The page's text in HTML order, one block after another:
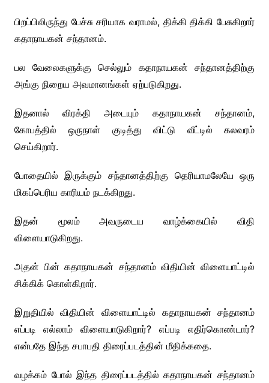
பிறப்பிலிருந்து பேச்சு சரியாக வராமல், திக்கி திக்கி பேசுகிறார்
கதாநாயகன் சந்தானம்.
பல வேலைகளுக்கு செல்லும் கதாநாயகன் சந்தானத்திற்கு
அங்கு நிறைய அவமானங்கள் ஏற்படுகிறது.
இதனால் விரக்தி அடையும் கதாநாயகன் சந்தானம்,
கோபத்தில் ஒருநாள் குடித்து விட்டு வீட்டில் கலவரம்
செய்கிறார்.
போதையில் இருக்கும் சந்தானத்திற்கு தெரியாமலேயே ஒரு
மிகப்பெரிய காரியம் நடக்கிறது.
இதன் மூலம் அவருடைய வாழ்க்கையில் விதி
விளையாடுகிறது.
அதன் பின் கதாநாயகன் சந்தானம் விதியின் விளையாட்டில்
சிக்கிக் கொள்கிறார்.
இறுதியில் விதியின் விளையாட்டில் கதாநாயகன் சந்தானம்
எப்படி எல்லாம் விளையாடுகிறார்? எப்படி எதிர்கொண்டார்?
என்பதே இந்த சபாபதி திரைப்படத்தின் மீதிக்கதை.
வழக்கம் போல் இந்த திரைப்படத்தில் கதாநாயகன் சந்தானம்